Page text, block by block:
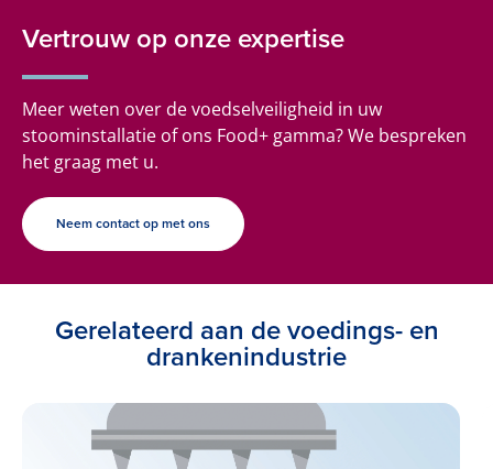
Vertrouw op onze expertise
Meer weten over de voedselveiligheid in uw
stoominstallatie of ons Food+ gamma? We bespreken
het graag met u.
Neem contact op met ons
Gerelateerd aan de voedings- en
drankenindustrie